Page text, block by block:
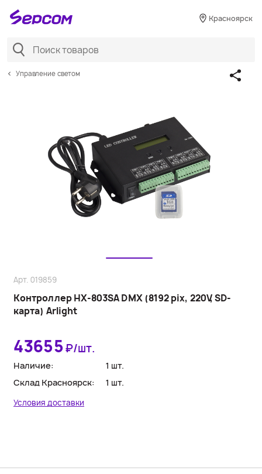
Красноярск
Управление светом
Контроллер HX-803SA DMX (8192 pix, 220V, SD-
карта) Arlight
Арт. 019859
43655₽/шт.
Наличие:
1 шт.
Склад Красноярск:
1 шт.
Условия доставки